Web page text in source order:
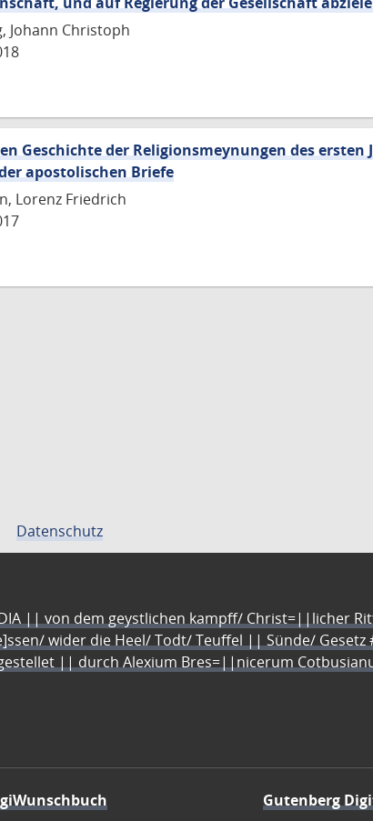
Johann Christoph
Geschichte der Religionsmeynungen des ersten
apostolischen Briefe
Lorenz Friedrich
Datenschutz
|| von dem geystlichen kampff/ Christ=||licher
wider die Heel/ Todt/ Teuffel || Sünde/
|| durch Alexium Bres=||nicerum
Gutenberg